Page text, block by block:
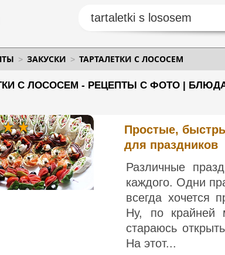
ЗАКУСКИ ТАРТАЛЕТКИ С ЛОСОСЕМ
С ЛОСОСЕМ - РЕЦЕПТЫ С ФОТО |
Простые,
для праздников
Различные
каждого. Одни
всегда хочется
Ну, по
стараюсь
На этот...
(1)